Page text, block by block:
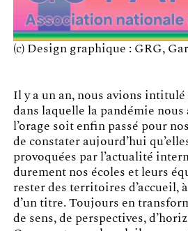
(c) Design graphique : GRG,
Il y a un an, nous avions
dans laquelle la pandémie
l’orage soit enfin passé pour
de constater aujourd’hui
provoquées par l’actualité
durement nos écoles et leurs
rester des territoires d’accueil,
d’un titre. Toujours en
de sens, de perspectives,